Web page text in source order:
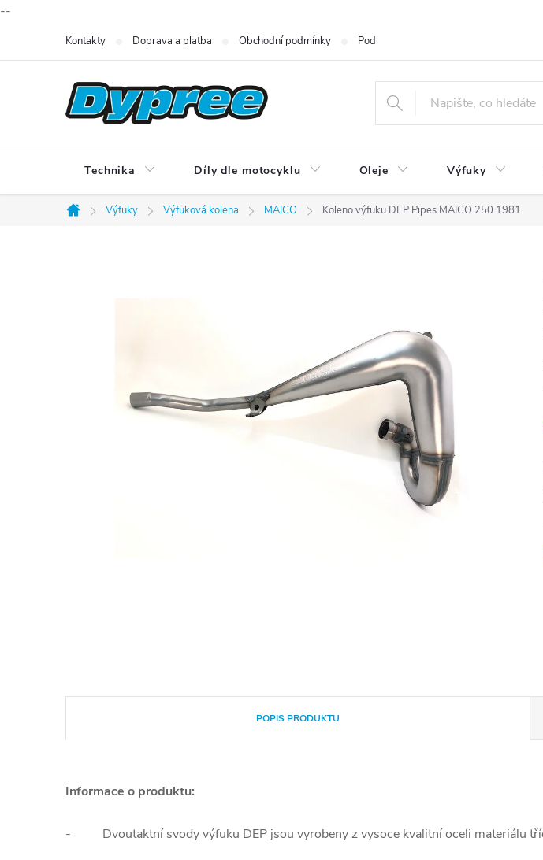
--
Kontakty Doprava a platba Obchodní podmínky Podmínky ochrany osobních údajů
Technika Díly dle motocyklu Oleje Výfuky
Domů
Výfuky Výfuková kolena MAICO Koleno výfuku DEP Pipes MAICO 250 1981
POPIS PRODUKTU
Informace o produktu:
- Dvoutaktní svody výfuku DEP jsou vyrobeny z vysoce kvalitní oceli materiálu